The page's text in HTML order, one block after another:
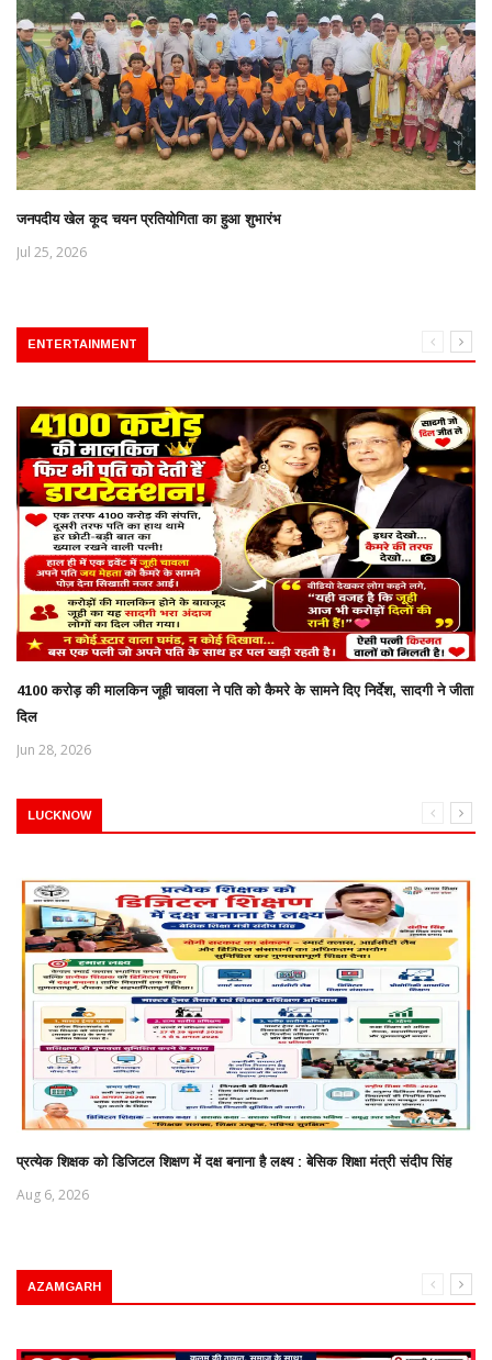
जनपदीय खेल कूद चयन प्रतियोगिता का हुआ शुभारंभ
Jul 25, 2026
ENTERTAINMENT
4100 करोड़ की मालकिन जूही चावला ने पति को कैमरे के सामने दिए निर्देश, सादगी ने जीता
दिल
Jun 28, 2026
LUCKNOW
प्रत्येक शिक्षक को डिजिटल शिक्षण में दक्ष बनाना है लक्ष्य : बेसिक शिक्षा मंत्री संदीप सिंह
Aug 6, 2026
AZAMGARH